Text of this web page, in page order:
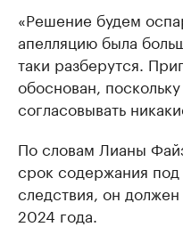
«Решение будем
апелляцию была
таки разберутся.
обоснован,
согласовывать
По словам Лианы
срок содержания
следствия, он
2024 года.